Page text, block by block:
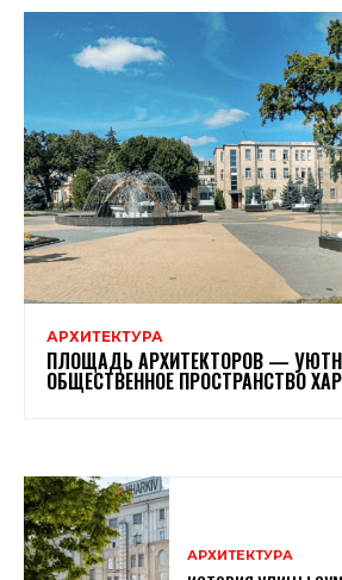
АРХИТЕКТУРА
ПЛОЩАДЬ АРХИТЕКТОРОВ —
ОБЩЕСТВЕННОЕ ПРОСТРАНСТВО
АРХИТЕКТУРА